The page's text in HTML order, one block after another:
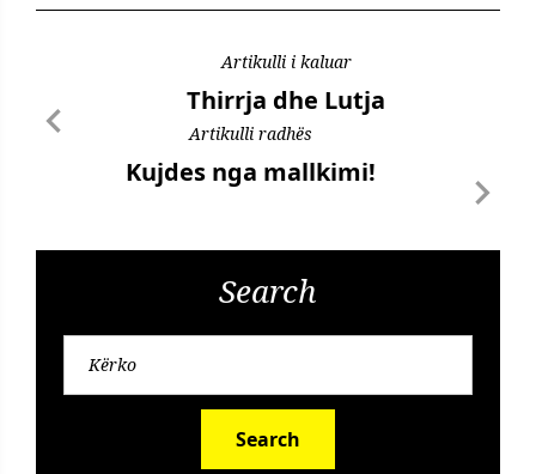
Artikulli i kaluar
Thirrja dhe Lutja
Artikulli radhës
Kujdes nga mallkimi!
Search
Search